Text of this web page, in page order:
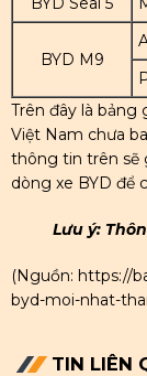
BYD M9
Trên đây là bảng
Việt Nam chưa
thông tin trên sẽ
dòng xe BYD để
Lưu ý:
(Nguồn: https://
byd-moi-nhat-
TIN LIÊN